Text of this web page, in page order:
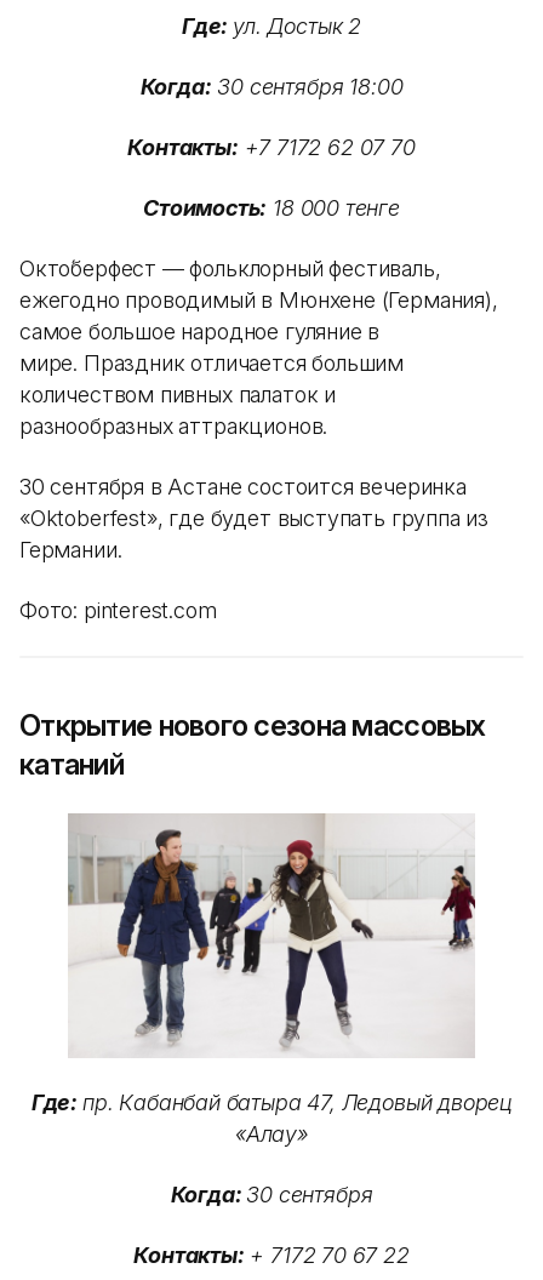
Где: ул. Достык 2
Когда: 30 сентября 18:00
Контакты: +7 7172 62 07 70
Стоимость: 18 000 тенге
Окто́берфест — фольклорный фестиваль,
ежегодно проводимый в Мюнхене (Германия),
самое большое народное гуляние в
мире. Праздник отличается большим
количеством пивных палаток и
разнообразных аттракционов.
30 сентября в Астане состоится вечеринка
«Oktoberfest», где будет выступать группа из
Германии.
Фото: pinterest.com
Открытие нового сезона массовых
катаний
Где: пр. Кабанбай батыра 47, Ледовый дворец
«Алау»
Когда: 30 сентября
Контакты: + 7172 70 67 22